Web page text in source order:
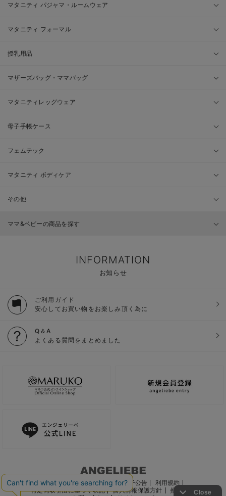
マタニティ パジャマ・ルームウェア
マタニティ フォーマル
授乳用品
マザーズバッグ・ママバッグ
マタニティレッグウェア
母子手帳ケース
フェムテック
マタニティ ボディケア
その他
ママ&ベビーの商品を探す
INFORMATION
お知らせ
ご利用ガイド
安心してお買い物をお楽しみ頂く為に
Q＆A
よくある質問をまとめました
ご利用ガイド 会社概要 電子公告
利用規約
特定商取引法に基づく表記
個人情報保護方針
推奨環境